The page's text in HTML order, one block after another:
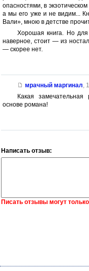
опасностями, в
а мы его уже и не видим...
Вали», мною в детстве
Хорошая книга. Но для
наверное, стоит — из
— скорее нет.
мрачный маргинал,
Какая
основе романа!
Написать отзыв:
Писать отзывы могут